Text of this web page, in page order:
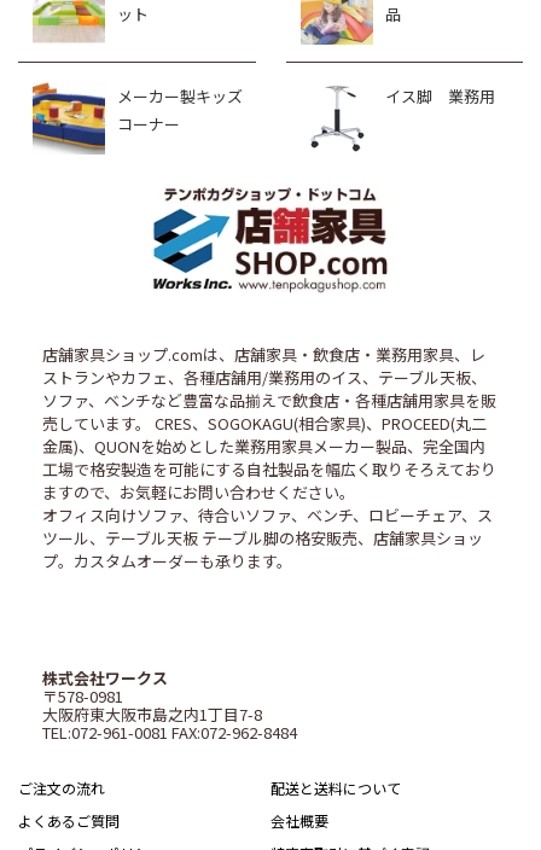
ット
品
メーカー製キッズ
コーナー
イス脚 業務用
店舗家具ショップ.comは、店舗家具・飲食店・業務用家具、レ
ストランやカフェ、各種店舗用/業務用のイス、テーブル天板、
ソファ、ベンチなど豊富な品揃えで飲食店・各種店舗用家具を販
売しています。 CRES、SOGOKAGU(相合家具)、PROCEED(丸二
金属)、QUONを始めとした業務用家具メーカー製品、完全国内
工場で格安製造を可能にする自社製品を幅広く取りそろえており
ますので、お気軽にお問い合わせください。
オフィス向けソファ、待合いソファ、ベンチ、ロビーチェア、ス
ツール、テーブル天板 テーブル脚の格安販売、店舗家具ショッ
プ。カスタムオーダーも承ります。
株式会社ワークス
〒578-0981
大阪府東大阪市島之内1丁目7-8
TEL:072-961-0081 FAX:072-962-8484
ご注文の流れ
配送と送料について
よくあるご質問
会社概要